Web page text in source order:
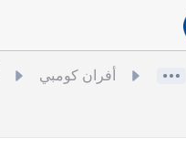
أفران كومبي